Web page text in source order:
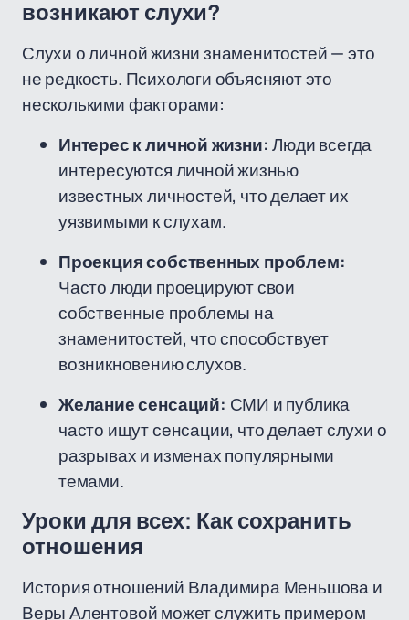
возникают слухи?
Слухи о личной жизни знаменитостей — это
не редкость. Психологи объясняют это
несколькими факторами:
Интерес к личной жизни:Люди всегда
интересуются личной жизнью
известных личностей, что делает их
уязвимыми к слухам.
Проекция собственных проблем:
Часто люди проецируют свои
собственные проблемы на
знаменитостей, что способствует
возникновению слухов.
Желание сенсаций: СМИ и публика
часто ищут сенсации, что делает слухи о
разрывах и изменах популярными
темами.
Уроки для всех: Как сохранить
отношения
История отношений Владимира Меньшова и
Веры Алентовой может служить примером